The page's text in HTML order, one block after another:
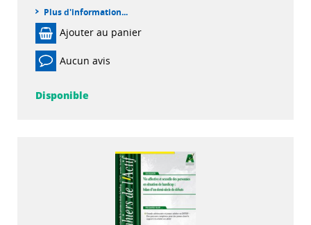
Plus d'information...
Ajouter au panier
Aucun avis
Disponible